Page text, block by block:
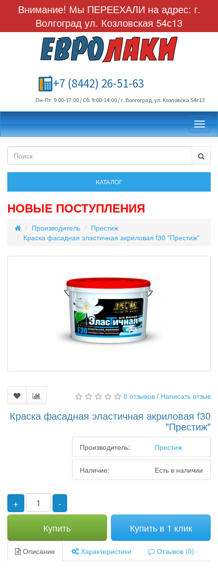
Внимание! Мы ПЕРЕЕХАЛИ на адрес: г.
Волгоград ул. Козловская 54с13
+7 (8442) 26-51-63
Пн-Пт: 9:00-17:00 / Сб: 9:00-14:00 / г. Волгоград, ул. Козловска 54с13
НОВЫЕ ПОСТУПЛЕНИЯ
Производитель
Престиж
Краска фасадная эластичная акриловая f30 "Престиж"
0 отзывов / Написать отзыв
Краска фасадная эластичная акриловая f30
"Престиж"
Производитель: Престиж
Наличие: Есть в наличии
+
-
Купить
Купить в 1 клик
Описание Характеристики Отзывов (0)